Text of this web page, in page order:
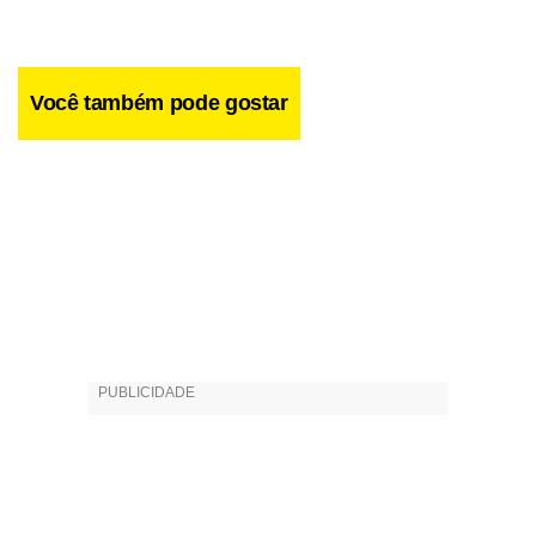
É claro que, mesmo sendo amiga dos funkeiros, a principal
Você também pode gostar